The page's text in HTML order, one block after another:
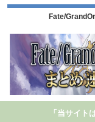
Fate/
「当サイト